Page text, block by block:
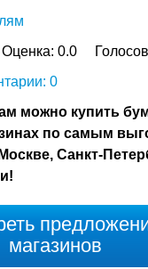
Оценка:0.0
0
можно купить
по самым
Санкт-
магазинов